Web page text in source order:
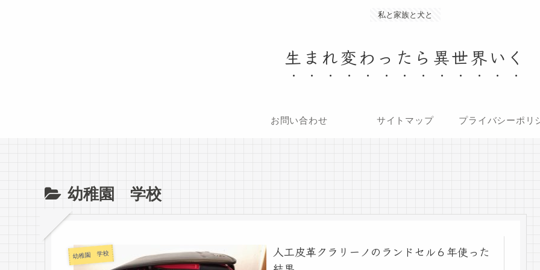
私と家族と犬と
生まれ変わったら異世界いく
お問い合わせ サイトマップ プライバシーポ
幼稚園 学校
幼稚園 学校
人工皮革クラリーノのランドセル６年使った